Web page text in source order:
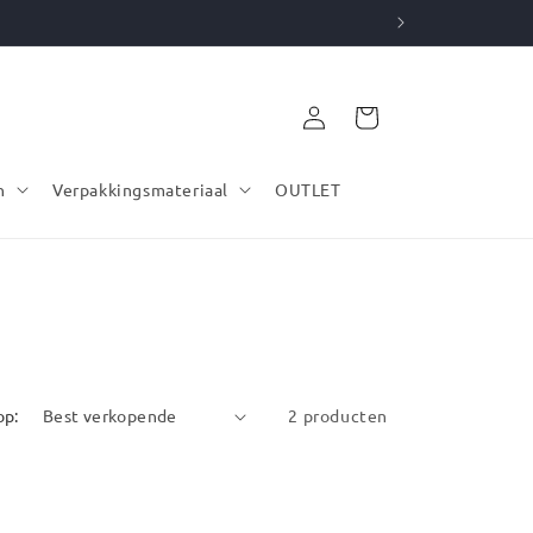
Verpakkingsmateriaal OUTLET
Inloggen
Winkelwagen
2 producten